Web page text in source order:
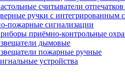
считыватели
ручки с интегрированным
пожарные сигнализации
приёмно-контрольные
дымовые
пожарные ручные
устройства